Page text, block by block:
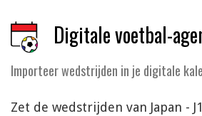
Digitale voetbal-
Importeer wedstrijden in je digitale
Zet de wedstrijden van Japan -